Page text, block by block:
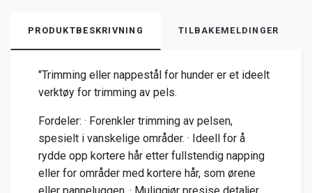
PRODUKTBESKRIVNING TILBAKEMELDINGER
"Trimming eller nappestål for hunder er et ideelt
verktøy for trimming av pels.
Fordeler: · Forenkler trimming av pelsen,
spesielt i vanskelige områder. · Ideell for å
rydde opp kortere hår etter fullstendig napping
eller for områder med kortere hår, som ørene